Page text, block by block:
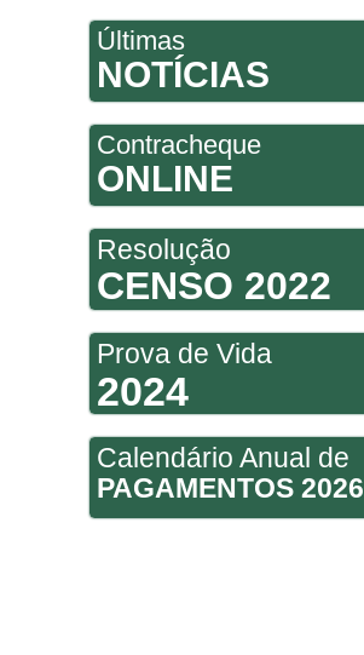
Últimas
NOTÍCIAS
Contracheque
ONLINE
Resolução
CENSO 2022
Prova de Vida
2024
Calendário Anual de
PAGAMENTOS 2026